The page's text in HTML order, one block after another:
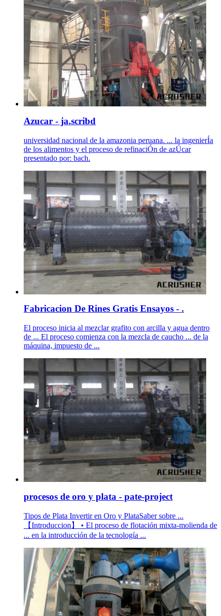
Azucar - ja.scribd
universidad nacional de la amazonia peruana. ... la ingenierÍa
de los alimentos y el proceso de refinaciÓn de azÚcar
presentado por: bach.
Fabricacion De Rines Gratis Ensayos - .
El proceso inicia al mezclar grafito con arcilla y agua dentro
de ... El proceso comienza con la mezcla de caucho ... de la
máquina, impuesto de ...
procesos de oro y plata - pate-project
Tipos de Plata Invertir en Oro y PlataSaber sobre ...
【Introduccion】 • El proceso de flotación mixta-molienda de
... en la introducción de la tecnología ...